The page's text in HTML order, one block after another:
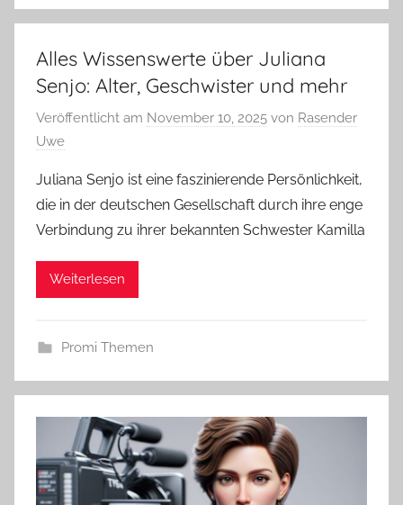
Alles Wissenswerte über Juliana
Senjo: Alter, Geschwister und mehr
Veröffentlicht am November 10, 2025 von Rasender
Uwe
Juliana Senjo ist eine faszinierende Persönlichkeit,
die in der deutschen Gesellschaft durch ihre enge
Verbindung zu ihrer bekannten Schwester Kamilla
Weiterlesen
Promi Themen